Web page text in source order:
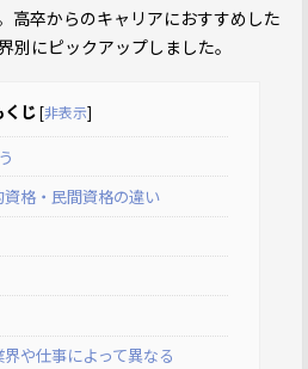
高卒からのキャリアにおすすめした
別にピックアップしました。
くじ[非表示]
格・民間資格の違い
や仕事によって異なる